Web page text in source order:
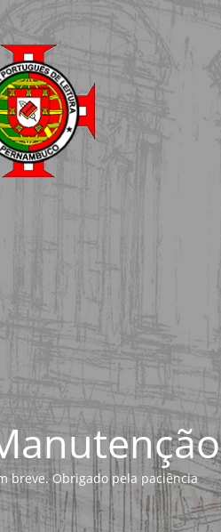
breve. Obrigado pela paciência